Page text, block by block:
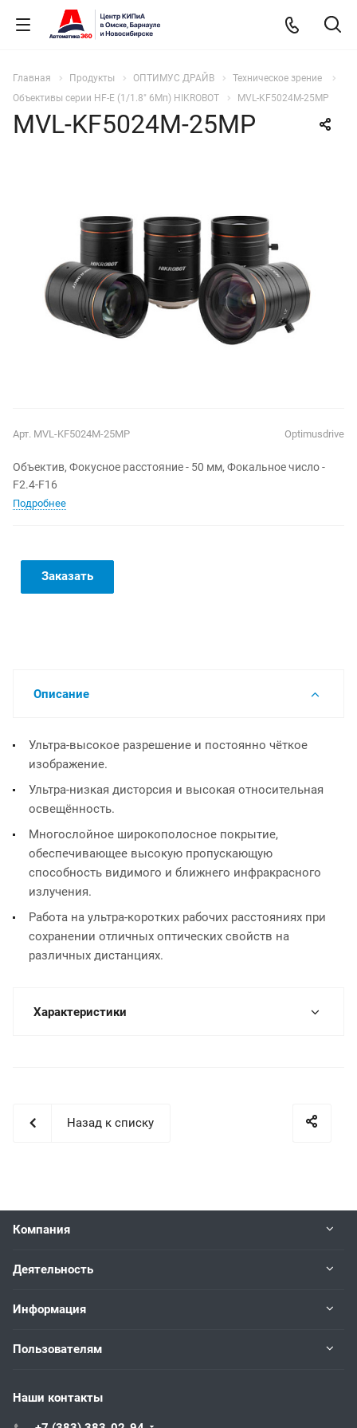
Главная Продукты ОПТИМУС ДРАЙВ
Техническое зрение
Объективы серии HF-E (1/1.8" 6Мп) HIKROBOT
MVL-KF5024M-25MP
MVL-KF5024M-25MP
Арт. MVL-KF5024M-25MP Optimusdrive
Объектив, Фокусное расстояние - 50 мм, Фокальное число -
F2.4-F16
Подробнее
Заказать
Описание
Ультра-высокое разрешение и постоянно чёткое
изображение.
Ультра-низкая дисторсия и высокая относительная
освещённость.
Многослойное широкополосное покрытие,
обеспечивающее высокую пропускающую
способность видимого и ближнего инфракрасного
излучения.
Работа на ультра-коротких рабочих расстояниях при
сохранении отличных оптических свойств на
различных дистанциях.
Характеристики
Назад к списку
Компания
Деятельность
Информация
Пользователям
Наши контакты